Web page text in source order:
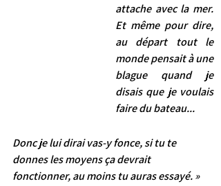
attache avec la mer.
Et même pour dire,
au départ tout le
monde pensait à une
blague quand je
disais que je voulais
faire du bateau...
Donc je lui dirai vas-y fonce, si tu te
donnes les moyens ça devrait
fonctionner, au moins tu auras essayé. »